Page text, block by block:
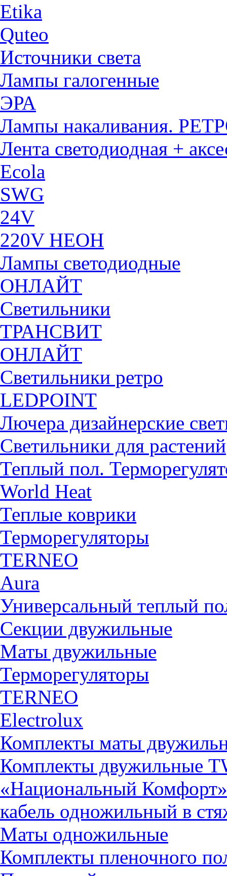
Etika
Quteo
Источники света
Лампы галогенные
ЭРА
Лампы накаливания.
Лента светодиодная +
Ecola
SWG
24V
220V НЕОН
Лампы светодиодные
ОНЛАЙТ
Светильники
ТРАНСВИТ
ОНЛАЙТ
Светильники ретро
LEDPOINT
Лючера дизайнерские
Светильники для растений
Теплый пол.
World Heat
Теплые коврики
Терморегуляторы
TERNEO
Aura
Универсальный теплый
Секции двужильные
Маты двужильные
Терморегуляторы
TERNEO
Electrolux
Комплекты маты
Комплекты двужильные
«Национальный Комфорт»
кабель одножильный в
Маты одножильные
Комплекты пленочного